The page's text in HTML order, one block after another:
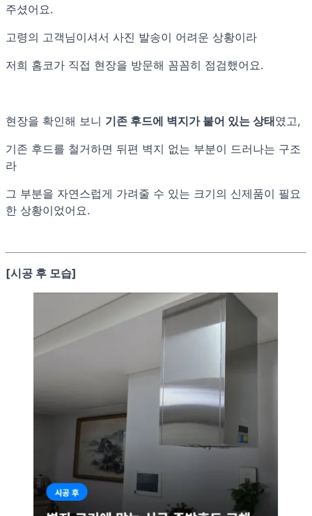
주셨어요.
고령의 고객님이셔서 사진 발송이 어려운 상황이라
저희 홈코가 직접 현장을 방문해 꼼꼼히 점검했어요.
현장을 확인해 보니 기존 후드에 벽지가 붙어 있는 상태였고,
기존 후드를 철거하면 뒤편 벽지 없는 부분이 드러나는 구조
라
그 부분을 자연스럽게 가려줄 수 있는 크기의 신제품이 필요
한 상황이었어요.
[시공 후 모습]